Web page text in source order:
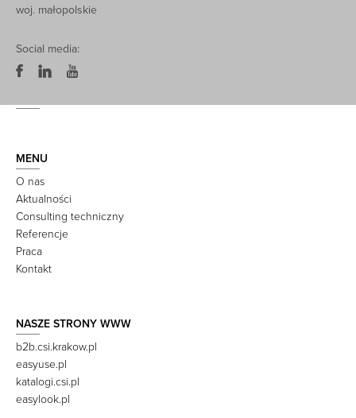
woj. małopolskie
Social media:
MENU
O nas
Aktualności
Consulting techniczny
Referencje
Praca
Kontakt
NASZE STRONY WWW
b2b.csi.krakow.pl
easyuse.pl
katalogi.csi.pl
easylook.pl